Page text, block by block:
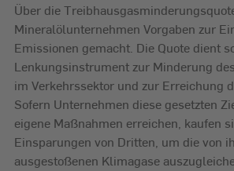
Über die
Mineralölunternehmen Vorgaben zur
Emissionen gemacht. Die Quote dient
Lenkungsinstrument zur Minderung
im Verkehrssektor und zur Erreichung
Sofern Unternehmen diese gesetzten
eigene Maßnahmen erreichen, kaufen
Einsparungen von Dritten, um die von
ausgestoßenen Klimagase